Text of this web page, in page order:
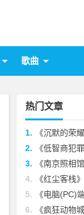
歌曲
热门文章
1.
《沉默的荣
2.
《低智商犯
3.
《南京照相
4.
《红尘客栈
5.
《电脑(PC)
6.
《疯狂动物